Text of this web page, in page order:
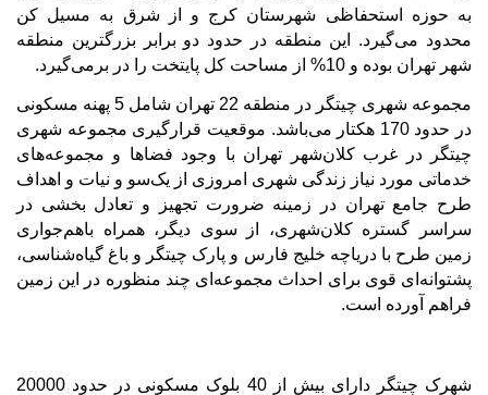
ﺑﻪ ﺣﻮزه اﺳﺘﺤﻔﺎﻇﯽ ﺷﻬﺮﺳﺘﺎن ﮐﺮج و از ﺷﺮق ﺑﻪ ﻣﺴﯿﻞ ﮐﻦ
ﻣﺤﺪود ﻣﯽﮔﯿﺮد. اﯾﻦ ﻣﻨﻄﻘﻪ در ﺣﺪود دو ﺑﺮاﺑﺮ ﺑﺰرﮔﺘﺮﯾﻦ ﻣﻨﻄﻘﻪ
ﺷﻬﺮ ﺗﻬﺮان ﺑﻮده و 10% از مساحت کل پایتخت را در برمی
گیرد.
ﻣﺠﻤﻮﻋﻪ ﺷﻬﺮی ﭼﯿﺘﮕﺮ در منطقه 22 تهران شامل 5 پهنه مسکونی
در حدود 170 هکتار می
باشد. ﻣﻮﻗﻌﯿﺖ ﻗﺮارﮔﯿﺮی ﻣﺠﻤﻮﻋﻪ ﺷﻬﺮی
ﭼﯿﺘﮕﺮ در ﻏﺮب ﮐﻼنﺷﻬﺮ ﺗﻬﺮان ﺑﺎ وجود ﻓﻀﺎﻫﺎ و ﻣﺠﻤﻮﻋﻪﻫﺎی
ﺧﺪﻣﺎﺗﯽ ﻣﻮرد ﻧﯿﺎز زﻧﺪﮔﯽ ﺷﻬﺮی اﻣﺮوزی از ﯾﮏﺳﻮ و ﻧﯿﺎت و اﻫﺪاف
ﻃﺮح ﺟﺎﻣﻊ ﺗﻬﺮان در زﻣﯿﻨﻪ ﺿﺮورت ﺗﺠﻬﯿﺰ و ﺗﻌﺎدل ﺑﺨﺸﯽ در
ﺳﺮاﺳﺮ ﮔﺴﺘﺮه ﮐﻼنﺷﻬﺮی، از ﺳﻮی دﯾﮕﺮ، ﻫﻤﺮاه ﺑﺎﻫﻢﺟﻮاری
زﻣﯿﻦ ﻃﺮح ﺑﺎ درﯾﺎﭼﻪ ﺧﻠﯿﺞ ﻓﺎرس و ﭘﺎرک ﭼﯿﺘﮕﺮ و ﺑﺎغ ﮔﯿﺎهﺷﻨﺎﺳﯽ،
ﭘﺸﺘﻮاﻧﻪای ﻗﻮی ﺑﺮای اﺣﺪاث ﻣﺠﻤﻮﻋﻪای ﭼﻨﺪ ﻣﻨﻈﻮره در اﯾﻦ زﻣﯿﻦ
ﻓﺮاﻫﻢ آورده اﺳﺖ.
شهرک چیتگر دارای بیش از 40 بلوک مسکونی در حدود 20000